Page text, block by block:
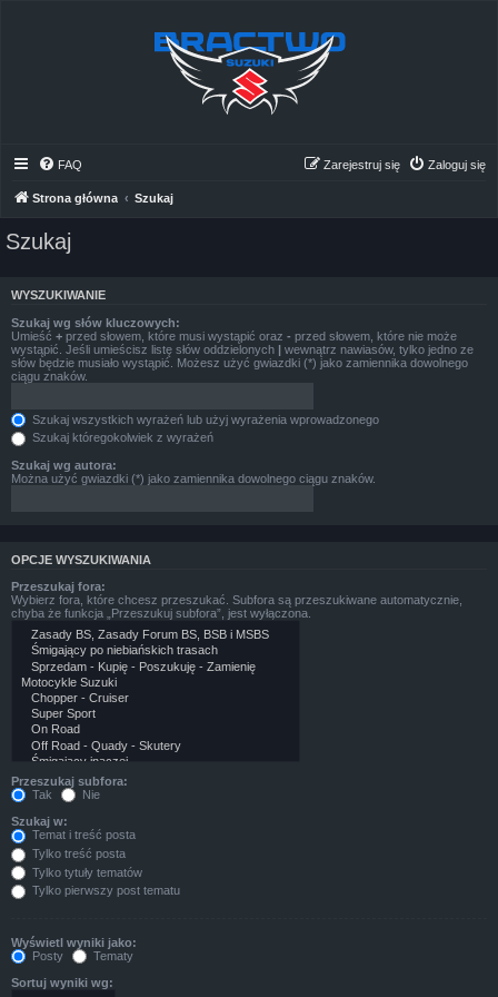
FAQ Zaloguj się
Zarejestruj się
Strona główna Szukaj
Szukaj
WYSZUKIWANIE
Szukaj wg słów kluczowych:
Umieść + przed słowem, które musi wystąpić oraz - przed słowem, które nie może
wystąpić. Jeśli umieścisz listę słów oddzielonych | wewnątrz nawiasów, tylko jedno ze
słów będzie musiało wystąpić. Możesz użyć gwiazdki (*) jako zamiennika dowolnego
ciągu znaków.
Szukaj wszystkich wyrażeń lub użyj wyrażenia wprowadzonego
Szukaj któregokolwiek z wyrażeń
Szukaj wg autora:
Można użyć gwiazdki (*) jako zamiennika dowolnego ciągu znaków.
OPCJE WYSZUKIWANIA
Przeszukaj fora:
Wybierz fora, które chcesz przeszukać. Subfora są przeszukiwane automatycznie,
chyba że funkcja „Przeszukuj subfora”, jest wyłączona.
Przeszukaj subfora:
Tak
Nie
Szukaj w:
Temat i treść posta
Tylko treść posta
Tylko tytuły tematów
Tylko pierwszy post tematu
Wyświetl wyniki jako:
Posty
Tematy
Sortuj wyniki wg: